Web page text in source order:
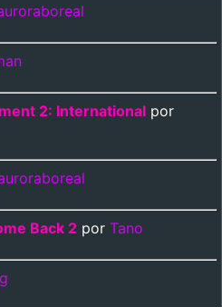
2: International por
Back 2 por Tano